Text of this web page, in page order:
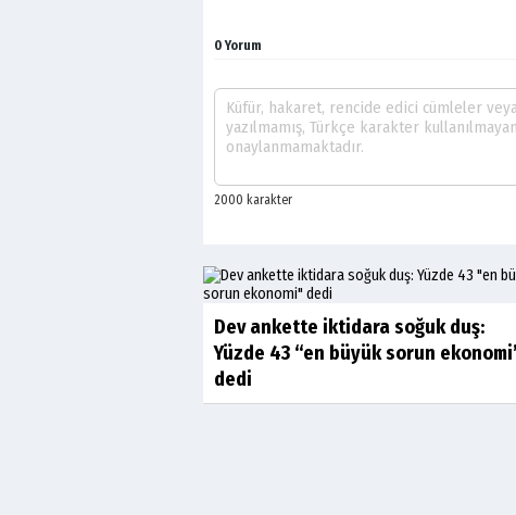
0 Yorum
Dev ankette iktidara soğuk duş:
Yüzde 43 “en büyük sorun
dedi